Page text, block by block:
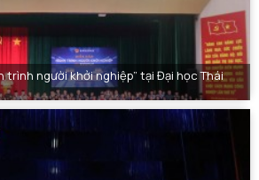
trình người khởi nghiệp” tại Đại học Thái